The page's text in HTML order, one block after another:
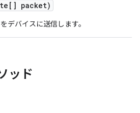
packet)
デバイスに送信します。
ッド